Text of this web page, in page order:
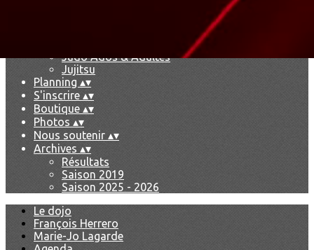
Judo Ados & Adultes
Jujitsu
Planning ▴▾
S'inscrire ▴▾
Boutique ▴▾
Photos ▴▾
Nous soutenir ▴▾
Archives ▴▾
Résultats
Saison 2019
Saison 2025 - 2026
Le dojo
François Herrero
Marie-Jo Lagarde